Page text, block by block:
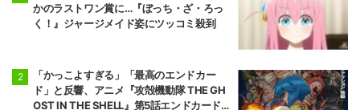
かのラストワン賞に…『ぼっち・ざ・ろっ
く！』ジャージメイド姿にツッコミ殺到
「かっこよすぎる」「最高のエンドカー
ド」と反響、アニメ『攻殻機動隊 THE GH
OST IN THE SHELL』第5話エンドカード公